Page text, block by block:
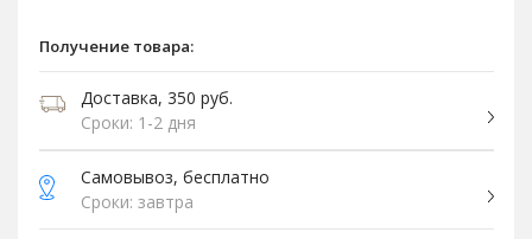
Получение товара:
Доставка, 350 руб.
Сроки: 1-2 дня
Самовывоз, бесплатно
Сроки: завтра